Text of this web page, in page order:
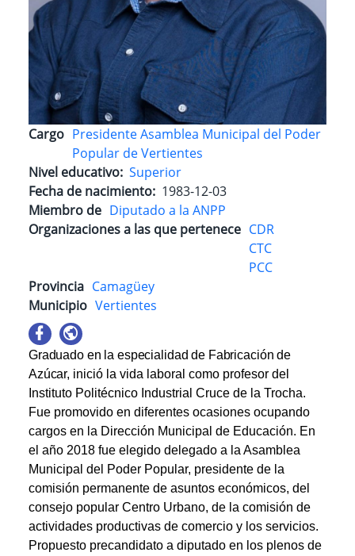
Cargo Presidente Asamblea Municipal del Poder
Popular de Vertientes
Nivel educativo Superior
Fecha de nacimiento 1983-12-03
Miembro de Diputado a la ANPP
Organizaciones a las que pertenece CDR
CTC
PCC
Provincia Camagüey
Municipio Vertientes
Graduado en la especialidad de Fabricación de
Azúcar, inició la vida laboral como profesor del
Instituto Politécnico Industrial Cruce de la Trocha.
Fue promovido en diferentes ocasiones ocupando
cargos en la Dirección Municipal de Educación. En
el año 2018 fue elegido delegado a la Asamblea
Municipal del Poder Popular, presidente de la
comisión permanente de asuntos económicos, del
consejo popular Centro Urbano, de la comisión de
actividades productivas de comercio y los servicios.
Propuesto precandidato a diputado en los plenos de